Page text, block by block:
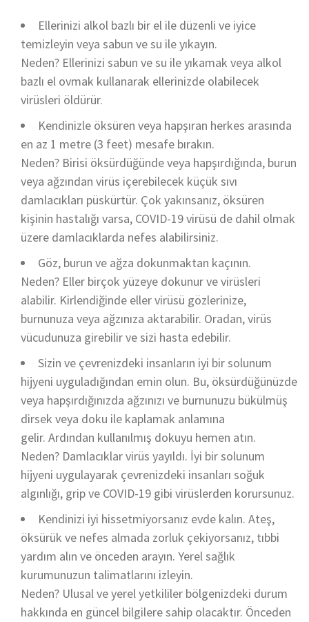
Ellerinizi alkol bazlı bir el ile düzenli ve iyice
temizleyin veya sabun ve su ile yıkayın.
Neden? Ellerinizi sabun ve su ile yıkamak veya alkol
bazlı el ovmak kullanarak ellerinizde olabilecek
virüsleri öldürür.
Kendinizle öksüren veya hapşıran herkes arasında
en az 1 metre (3 feet) mesafe bırakın.
Neden? Birisi öksürdüğünde veya hapşırdığında, burun
veya ağzından virüs içerebilecek küçük sıvı
damlacıkları püskürtür. Çok yakınsanız, öksüren
kişinin hastalığı varsa, COVID-19 virüsü de dahil olmak
üzere damlacıklarda nefes alabilirsiniz.
Göz, burun ve ağza dokunmaktan kaçının.
Neden? Eller birçok yüzeye dokunur ve virüsleri
alabilir. Kirlendiğinde eller virüsü gözlerinize,
burnunuza veya ağzınıza aktarabilir. Oradan, virüs
vücudunuza girebilir ve sizi hasta edebilir.
Sizin ve çevrenizdeki insanların iyi bir solunum
hijyeni uyguladığından emin olun. Bu, öksürdüğünüzde
veya hapşırdığınızda ağzınızı ve burnunuzu bükülmüş
dirsek veya doku ile kaplamak anlamına
gelir. Ardından kullanılmış dokuyu hemen atın.
Neden? Damlacıklar virüs yayıldı. İyi bir solunum
hijyeni uygulayarak çevrenizdeki insanları soğuk
algınlığı, grip ve COVID-19 gibi virüslerden korursunuz.
Kendinizi iyi hissetmiyorsanız evde kalın. Ateş,
öksürük ve nefes almada zorluk çekiyorsanız, tıbbi
yardım alın ve önceden arayın. Yerel sağlık
kurumunuzun talimatlarını izleyin.
Neden? Ulusal ve yerel yetkililer bölgenizdeki durum
hakkında en güncel bilgilere sahip olacaktır. Önceden